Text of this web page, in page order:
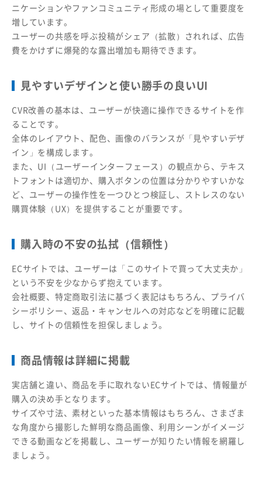
ニケーションやファンコミュニティ形成の場として重要度を
増しています。
ユーザーの共感を呼ぶ投稿がシェア（拡散）されれば、広告
費をかけずに爆発的な露出増加も期待できます。
見やすいデザインと使い勝手の良いUI
CVR改善の基本は、ユーザーが快適に操作できるサイトを作
ることです。
全体のレイアウト、配色、画像のバランスが「見やすいデザ
イン」を構成します。
また、UI（ユーザーインターフェース）の観点から、テキス
トフォントは適切か、購入ボタンの位置は分かりやすいかな
ど、ユーザーの操作性を一つひとつ検証し、ストレスのない
購買体験（UX）を提供することが重要です。
購入時の不安の払拭（信頼性）
ECサイトでは、ユーザーは「このサイトで買って大丈夫か」
という不安を少なからず抱えています。
会社概要、特定商取引法に基づく表記はもちろん、プライバ
シーポリシー、返品・キャンセルへの対応などを明確に記載
し、サイトの信頼性を担保しましょう。
商品情報は詳細に掲載
実店舗と違い、商品を手に取れないECサイトでは、情報量が
購入の決め手となります。
サイズや寸法、素材といった基本情報はもちろん、さまざま
な角度から撮影した鮮明な商品画像、利用シーンがイメージ
できる動画などを掲載し、ユーザーが知りたい情報を網羅し
ましょう。